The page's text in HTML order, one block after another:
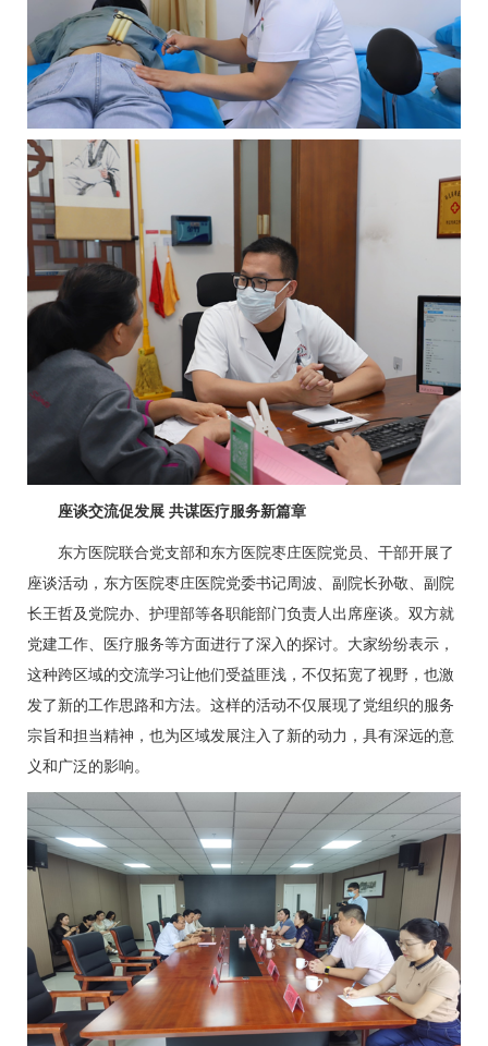
座谈交流促发展 共谋医疗服务新篇章
东方医院联合党支部和东方医院枣庄医院党员、干部开展了
座谈活动，东方医院枣庄医院党委书记周波 、副院长孙敬、副院
长王哲及党院办、护理部等各职能部门负责人出席座谈。双方就
党建工作、医疗服务等方面进行了深入的探讨。大家纷纷表示，
这种跨区域的交流学习让他们受益匪浅，不仅拓宽了视野，也激
发了新的工作思路和方法。这样的活动不仅展现了党组织的服务
宗旨和担当精神，也为区域发展注入了新的动力，具有深远的意
义和广泛的影响。